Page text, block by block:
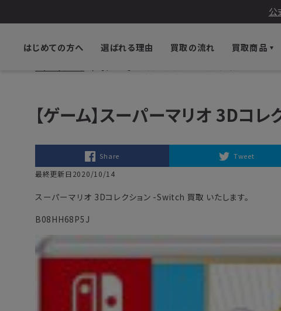
公
はじめての方へ 選ばれる理由 買取の流れ 買取商品
【ゲーム】スーパーマリオ 3Dコ
Share Tweet
最終更新日2020/10/14
スーパーマリオ 3Dコレクション -Switch 買取 いたします。
B08HH68P5J